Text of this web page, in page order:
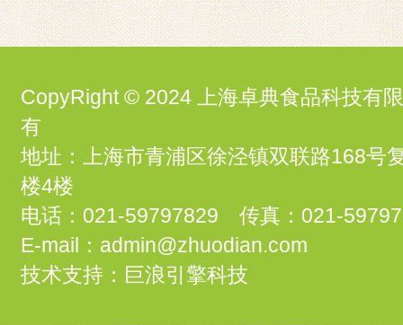
CopyRight © 2024 上海卓典食品科技有
有
地址：上海市青浦区徐泾镇双联路168号
楼4楼
电话：021-59797829 传真：021-
E-mail：admin@zhuodian.com
技术支持： 巨浪引擎科技